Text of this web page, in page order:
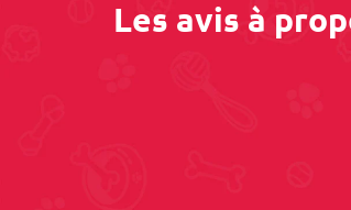
Les avis à